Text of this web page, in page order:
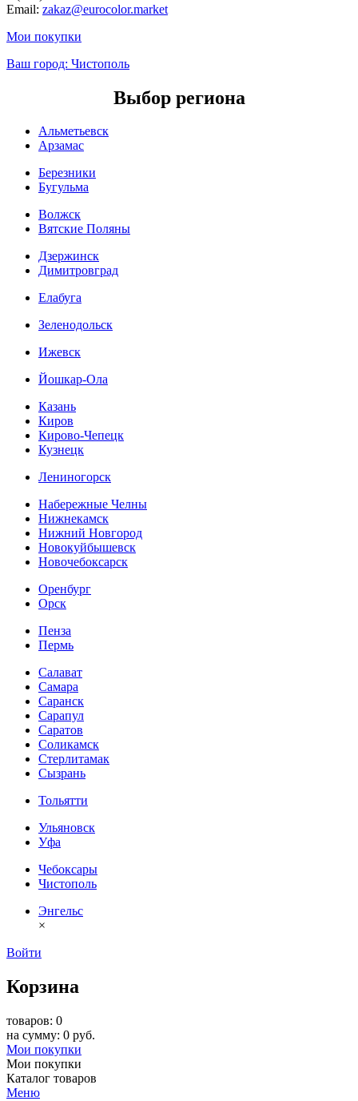
Email: zakaz@eurocolor.market
Мои покупки
Ваш город: Чистополь
Выбор региона
Альметьевск
Арзамас
Березники
Бугульма
Волжск
Вятские Поляны
Дзержинск
Димитровград
Елабуга
Зеленодольск
Ижевск
Йошкар-Ола
Казань
Киров
Кирово-Чепецк
Кузнецк
Лениногорск
Набережные Челны
Нижнекамск
Нижний Новгород
Новокуйбышевск
Новочебоксарск
Оренбург
Орск
Пенза
Пермь
Салават
Самара
Саранск
Сарапул
Саратов
Соликамск
Стерлитамак
Сызрань
Тольятти
Ульяновск
Уфа
Чебоксары
Чистополь
Энгельс
×
Войти
Корзина
товаров: 0
на сумму: 0 руб.
Мои покупки
Мои покупки
Каталог товаров
Меню